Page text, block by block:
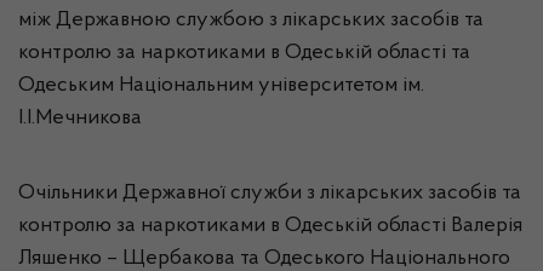
між Державною службою з лікарських засобів та
контролю за наркотиками в Одеській області та
Одеським Національним університетом ім.
І.І.Мечникова
Очільники Державної служби з лікарських засобів та
контролю за наркотиками в Одеській області Валерія
Ляшенко – Щербакова та Одеського Національного